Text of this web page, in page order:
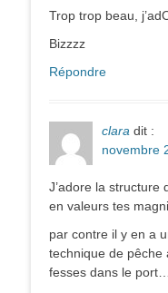
Trop trop beau,
Bizzzz
Répondre
clara dit :
novembre
J’adore la structure
en valeurs tes
par contre il y en a
technique de
fesses dans le